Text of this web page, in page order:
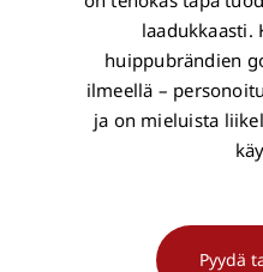
laadukkaasti.
huippubrändien
ilmeellä –
ja on mieluista
Pyydä